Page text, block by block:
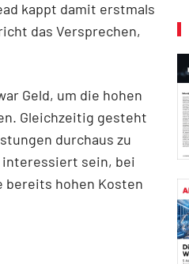
kappt damit erstmals
das Versprechen,
Geld, um die hohen
Gleichzeitig gesteht
durchaus zu
interessiert sein, bei
bereits hohen Kosten